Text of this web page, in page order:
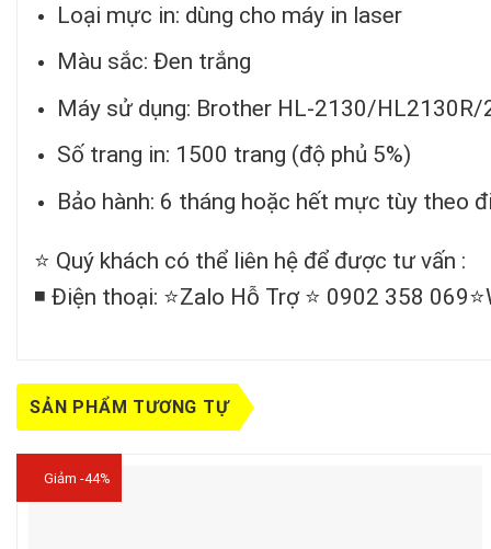
Loại mực in: dùng cho máy in laser
Màu sắc: Đen trắng
Máy sử dụng: Brother HL-2130/
Số trang in: 1500 trang (độ phủ 5%)
Bảo hành: 6 tháng hoặc hết mực tùy theo
⭐️ Quý khách có thể liên hệ để được tư vấn :
◾️ Điện thoại: ⭐️Zalo Hỗ Trợ ⭐️ 0902 358
SẢN PHẨM TƯƠNG TỰ
Giảm -44%